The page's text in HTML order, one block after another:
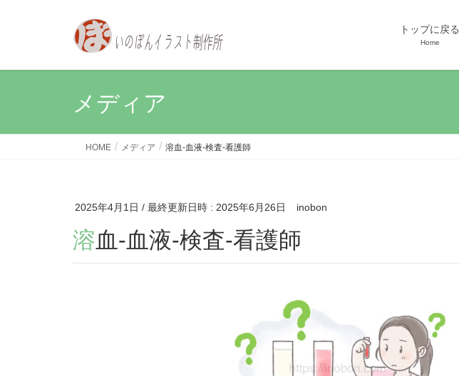
トップに戻る
Home
メディア
HOME メディア 溶血-血液-検査-看護師
2025年4月1日 / 最終更新日時 : 2025年6月26日 inobon
溶血-血液-検査-看護師